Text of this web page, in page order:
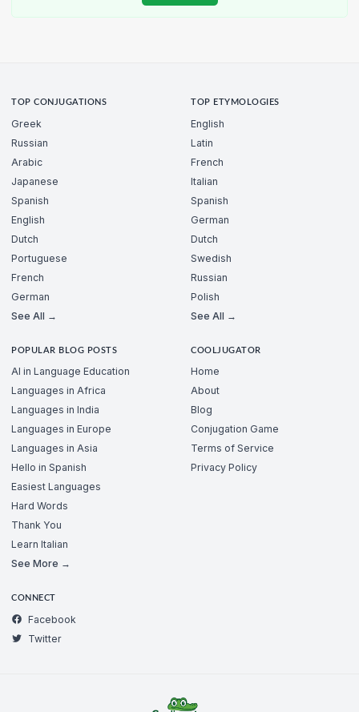
TOP CONJUGATIONS
Greek
Russian
Arabic
Japanese
Spanish
English
Dutch
Portuguese
French
German
See All →
TOP ETYMOLOGIES
English
Latin
French
Italian
Spanish
German
Dutch
Swedish
Russian
Polish
See All →
POPULAR BLOG POSTS
AI in Language Education
Languages in Africa
Languages in India
Languages in Europe
Languages in Asia
Hello in Spanish
Easiest Languages
Hard Words
Thank You
Learn Italian
See More →
COOLJUGATOR
Home
About
Blog
Conjugation Game
Terms of Service
Privacy Policy
CONNECT
Facebook
Twitter